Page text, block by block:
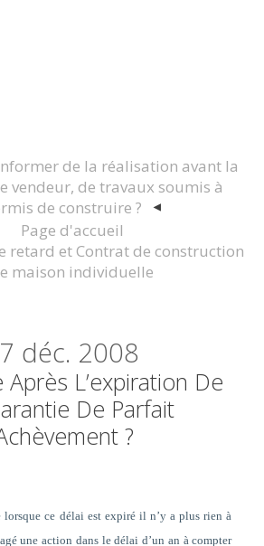
de la réalisation avant la
vendeur, de travaux soumis à
de construire ?
Page d'accueil
retard et Contrat de construction
maison individuelle
déc. 2008
Après L’expiration De
De Parfait
?
lorsque ce délai est expiré il n’y a plus rien à
une action dans le délai d’un an à compter